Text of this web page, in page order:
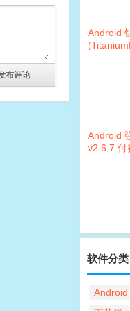
Android
Android
v2.6.7 付
软件分类
Android